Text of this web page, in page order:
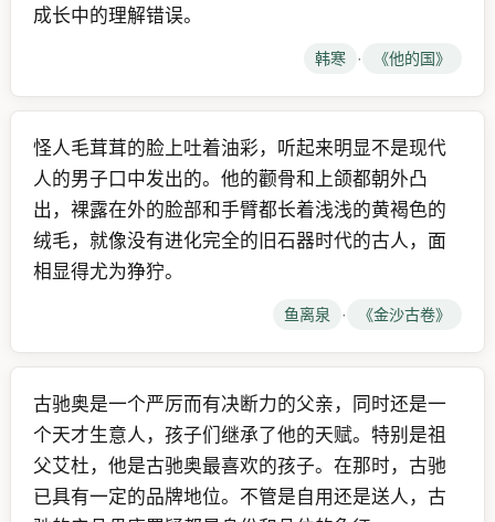
成长中的理解错误。
韩寒 · 《他的国》
怪人毛茸茸的脸上吐着油彩，听起来明显不是现代
人的男子口中发出的。他的颧骨和上颌都朝外凸
出，裸露在外的脸部和手臂都长着浅浅的黄褐色的
绒毛，就像没有进化完全的旧石器时代的古人，面
相显得尤为狰狞。
鱼离泉 · 《金沙古卷》
古驰奥是一个严厉而有决断力的父亲，同时还是一
个天才生意人，孩子们继承了他的天赋。特别是祖
父艾杜，他是古驰奥最喜欢的孩子。在那时，古驰
已具有一定的品牌地位。不管是自用还是送人，古